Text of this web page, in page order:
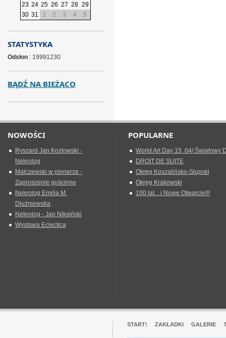
23 24 25 26 27 28 29
30 31 1 2 3 4 5
STATYSTYKA
Odsłon: 19991230
BĄDŹ NA BIEŻĄCO
NOWOŚCI
Ryszard Jan Kozłowski -
Nekrolog
Malczewski w plenerze -
Zaproszenie gościnne
Nekrolog Emilia M.
Dłużniewska
Nekrolog - Jan Niksiński
Wystawa Eclectica
POPULARNE
World Art Day 15 .04/ Światowy
DROIT DE SUITE
Okreg Koszalińsko-Słupski
Okręg Krakowski
100 lat... i Nowe Otwarcie!!!
START! ZAKŁADKI GALERIE